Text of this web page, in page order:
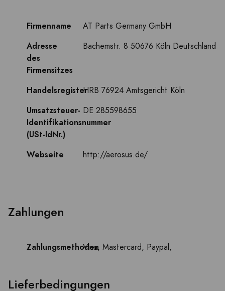
Firmenname AT Parts Germany GmbH
Adresse
des
Firmensitzes
Bachemstr. 8 50676 Köln Deutschland
HandelsregisterHRB 76924 Amtsgericht Köln
Umsatzsteuer-
Identifikationsnummer
(USt-IdNr.)
DE 285598655
Webseite http://aerosus.de/
Zahlungen
ZahlungsmethodenVisa, Mastercard, Paypal,
Lieferbedingungen